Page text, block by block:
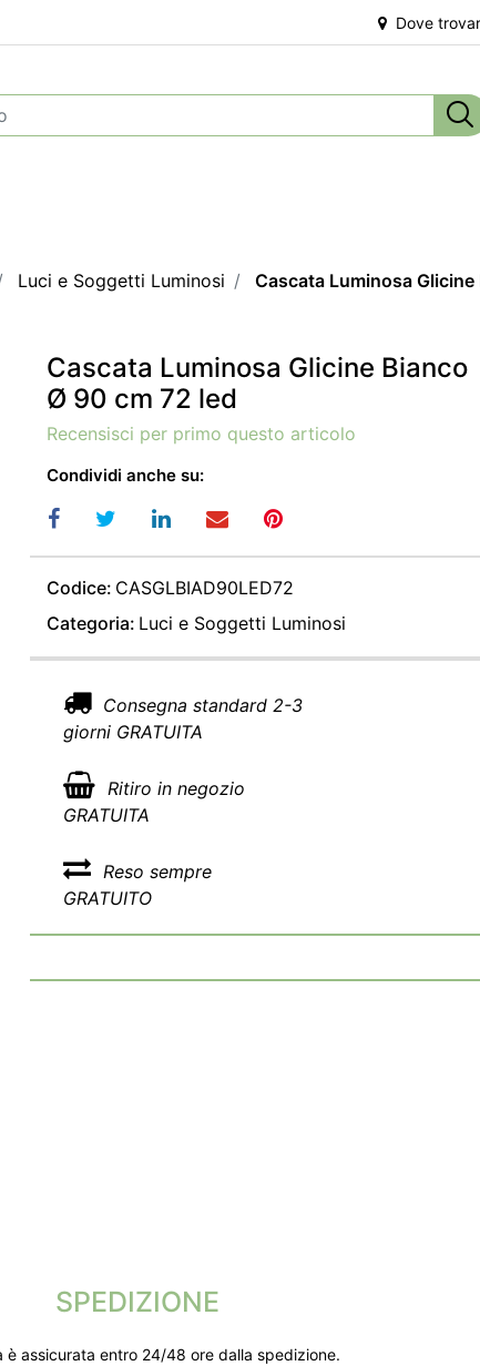
Dove
Luci e Soggetti Luminosi Cascata Luminosa
Cascata Luminosa Glicine Bianco
Ø 90 cm 72 led
Recensisci per primo questo articolo
Condividi anche su:
Codice: CASGLBIAD90LED72
Categoria: Luci e Soggetti Luminosi
Consegna standard 2-3
giorni GRATUITA
Ritiro in negozio
GRATUITA
Reso sempre
GRATUITO
SPEDIZIONE
è assicurata entro 24/48 ore dalla spedizione.